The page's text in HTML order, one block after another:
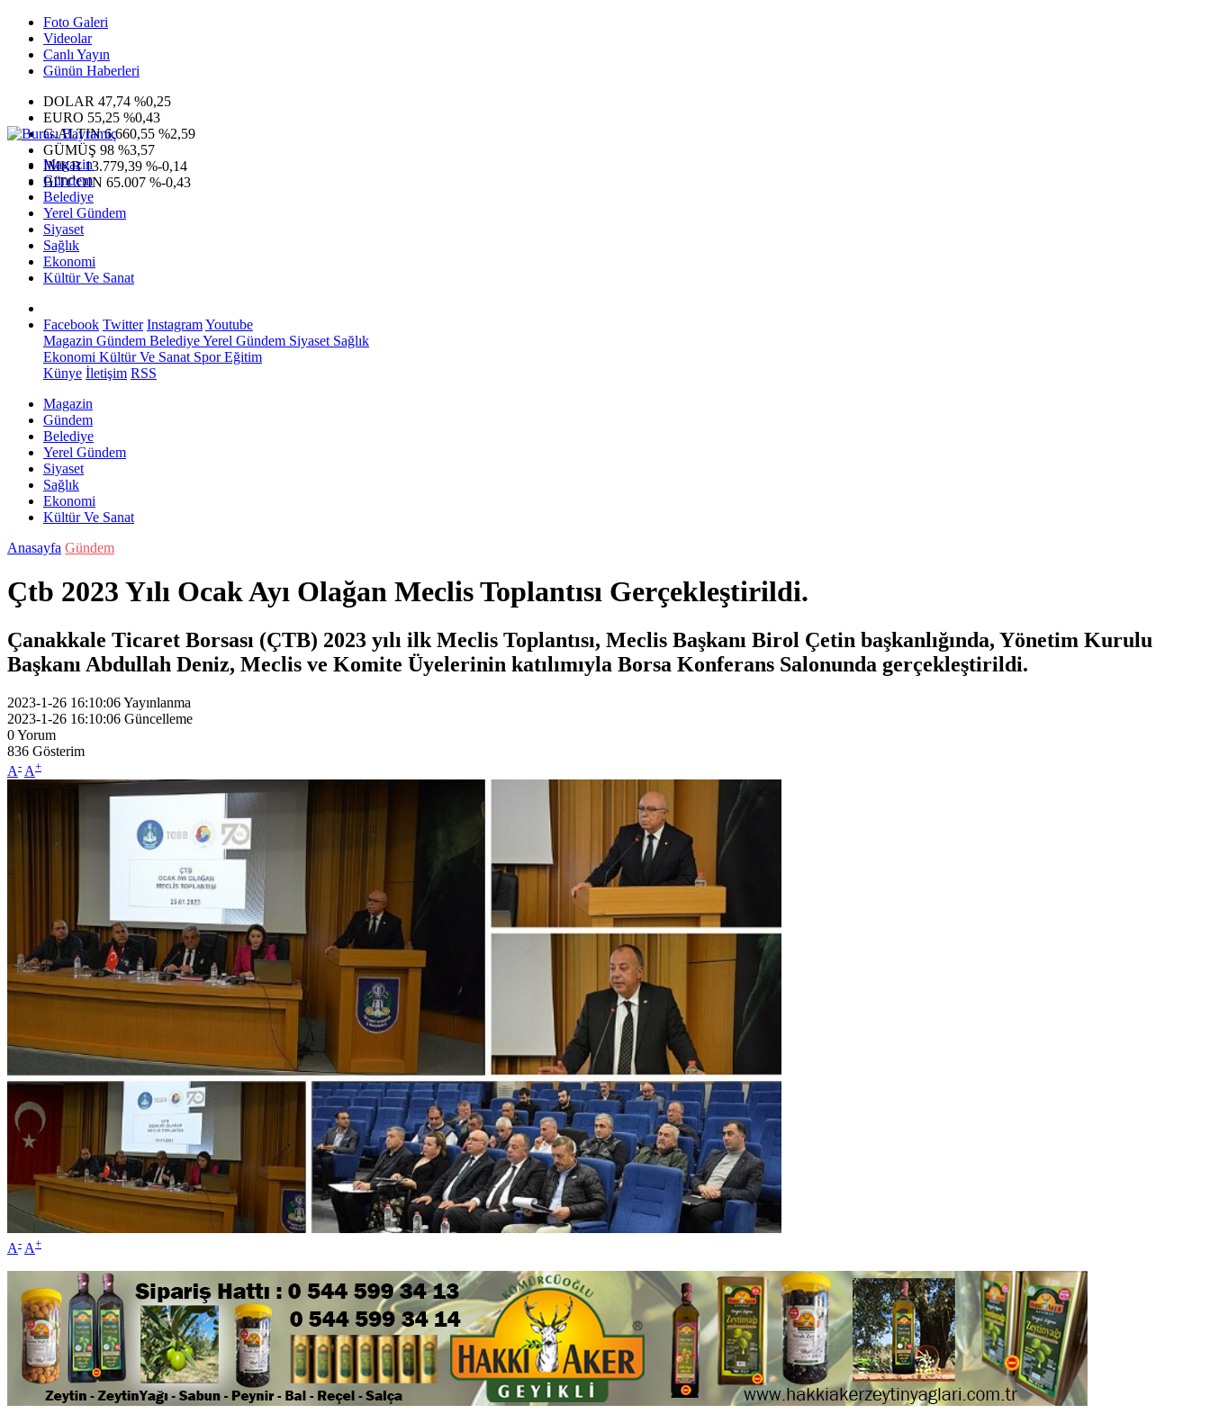
Foto Galeri
Videolar
Canlı Yayın
Günün Haberleri
DOLAR 47,74 %0,25
EURO 55,25 %0,43
G.ALTIN6.660,55 %2,59
GÜMÜŞ 98 %3,57
IMKB13.779,39 %-0,14
BITCOIN 65.007 %-0,43
Magazin
Gündem
Belediye
Yerel Gündem
Siyaset
Sağlık
Ekonomi
Kültür Ve Sanat
Facebook Twitter InstagramYoutube
Magazin Gündem BelediyeYerel Gündem Siyaset Sağlık
Ekonomi Kültür Ve Sanat SporEğitim
Künye İletişim RSS
Magazin
Gündem
Belediye
Yerel Gündem
Siyaset
Sağlık
Ekonomi
Kültür Ve Sanat
Anasayfa Gündem
Çtb 2023 Yılı Ocak Ayı Olağan Meclis Toplantısı Gerçekleştirildi.
Çanakkale Ticaret Borsası (ÇTB) 2023 yılı ilk Meclis Toplantısı, Meclis Başkanı Birol Çetin başkanlığında, Yönetim Kurulu
Başkanı Abdullah Deniz, Meclis ve Komite Üyelerinin katılımıyla Borsa Konferans Salonunda gerçekleştirildi.
2023-1-26 16:10:06Yayınlanma
2023-1-26 16:10:06 Güncelleme
0Yorum
836 Gösterim
A- A+
A- A+